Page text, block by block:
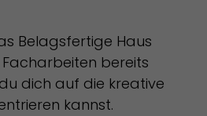
Belagsfertige Haus
bereits
dich auf die kreative
kannst.